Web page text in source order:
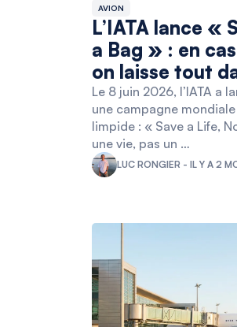
AVION
L’IATA lance «
a Bag » : en
on laisse tout
Le 8 juin 2026, l’IATA a
une campagne
limpide : « Save a Life,
une vie, pas un …
LUC RONGIER - IL Y A 2